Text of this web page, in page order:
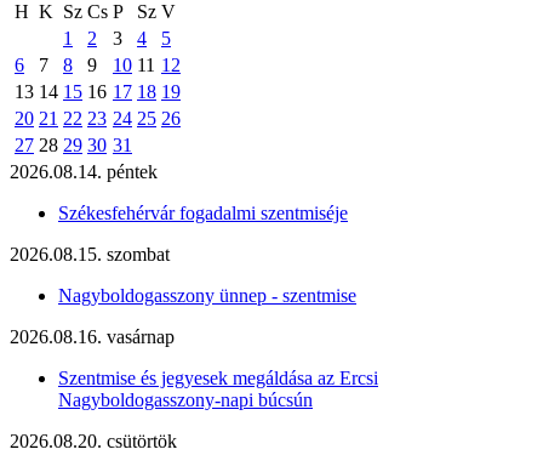
H K Sz Cs P Sz V
1
2 3 4
5
6
7 8 9 10 11 12
13 14 15 16 17 18 19
20 21 22 23 24 25 26
27 28 29 30 31
2026.08.14. péntek
Székesfehérvár fogadalmi szentmiséje
2026.08.15. szombat
Nagyboldogasszony ünnep - szentmise
2026.08.16. vasárnap
Szentmise és jegyesek megáldása az Ercsi
Nagyboldogasszony-napi búcsún
2026.08.20. csütörtök